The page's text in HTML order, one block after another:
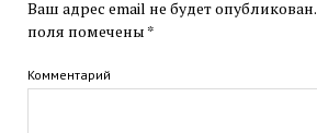
Ваш адрес email не будет опубликован.
поля помечены *
Комментарий